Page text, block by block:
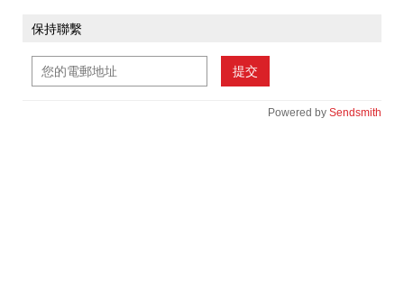
保持聯繫
提交
Powered by Sendsmith